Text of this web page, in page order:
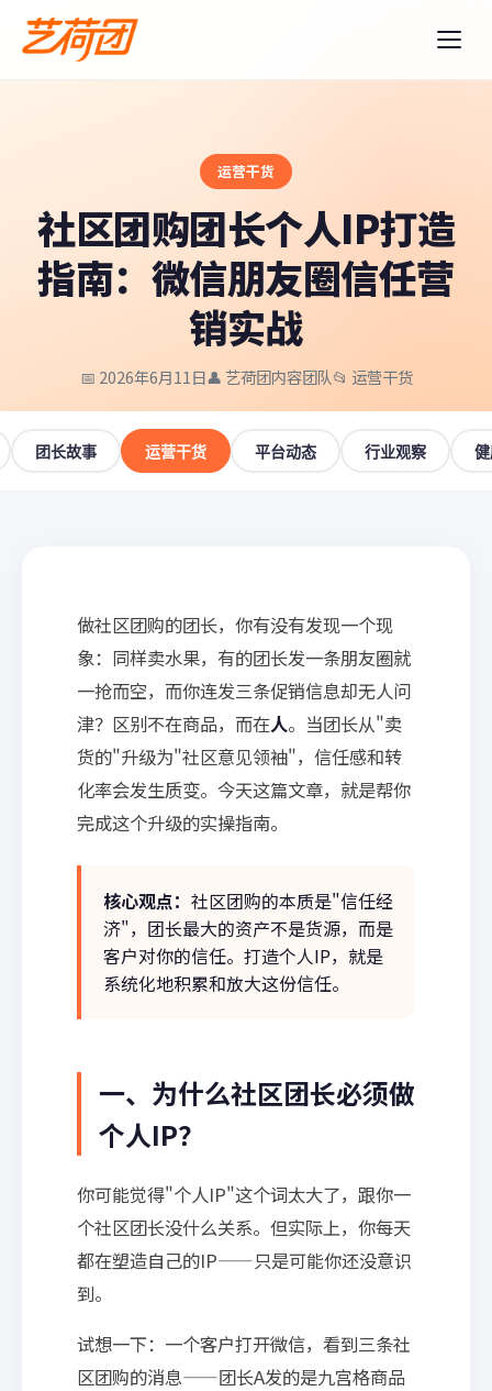
运营干货
社区团购团长个人IP打造
指南：微信朋友圈信任营
销实战
📅 2026年6月11日👤 艺荷团内容团队📂 运营干货
团长故事 运营干货 平台动态 行业观察
做社区团购的团长，你有没有发现一个现
象：同样卖水果，有的团长发一条朋友圈就
一抢而空，而你连发三条促销信息却无人问
津？区别不在商品，而在人。当团长从"卖
货的"升级为"社区意见领袖"，信任感和转
化率会发生质变。今天这篇文章，就是帮你
完成这个升级的实操指南。
核心观点： 社区团购的本质是"信任经
济"，团长最大的资产不是货源，而是
客户对你的信任。打造个人IP，就是
系统化地积累和放大这份信任。
一、为什么社区团长必须做
个人IP？
你可能觉得"个人IP"这个词太大了，跟你一
个社区团长没什么关系。但实际上，你每天
都在塑造自己的IP——只是可能你还没意识
到。
试想一下：一个客户打开微信，看到三条社
区团购的消息——团长A发的是九宫格商品